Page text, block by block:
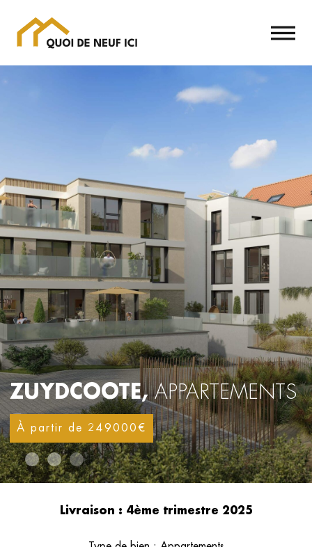
ZUYDCOOTE,APPARTEMENTS
À partir de 249000€
Livraison : 4ème trimestre 2025